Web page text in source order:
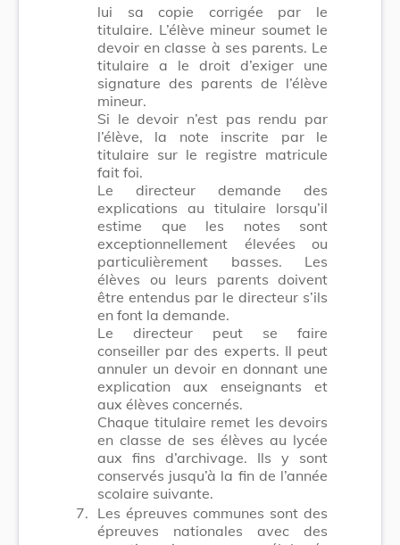
lui sa copie corrigée par le
titulaire. L’élève mineur soumet le
devoir en classe à ses parents. Le
titulaire a le droit d’exiger une
signature des parents de l’élève
mineur.
Si le devoir n’est pas rendu par
l’élève, la note inscrite par le
titulaire sur le registre matricule
fait foi.
Le directeur demande des
explications au titulaire lorsqu’il
estime que les notes sont
exceptionnellement élevées ou
particulièrement basses. Les
élèves ou leurs parents doivent
être entendus par le directeur s’ils
en font la demande.
Le directeur peut se faire
conseiller par des experts. Il peut
annuler un devoir en donnant une
explication aux enseignants et
aux élèves concernés.
Chaque titulaire remet les devoirs
en classe de ses élèves au lycée
aux fins d’archivage. Ils y sont
conservés jusqu’à la fin de l’année
scolaire suivante.
7. Les épreuves communes sont des
épreuves nationales avec des